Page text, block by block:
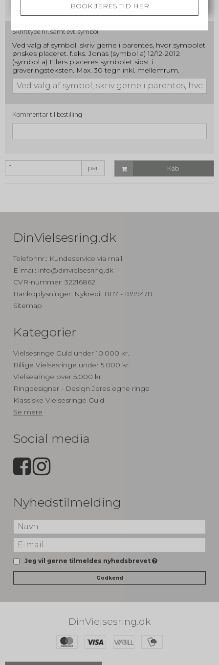
Skrifttype nr. samt evt. symbol
Ved valg af symbol, skriv gerne i parentes, hvor symbolet
ønskes placeret. f.eks. Jonas (symbol a) 12/12-2012
(symbol a) Ellers placeres symbolet sidst i
graveringsteksten. Max. 30 tegn inkl. mellemrum.
Kommentar til bestilling
par Køb
DinVielsesring.dk
Telefonnr.: Kundeservice via mail
E-mail: info@dinvielsesring.dk
CVR-nummer: 32216862
Bankoplysninger: Nykredit 8117 - 1899478
Sitemap
Kategorier
Vielsesringe Guld under 10.000 kr.
Billige Vielsesringe under 5.000 kr.
Vielsesringe over 5.000 kr.
Ringdesigner - Design Jeres egne ringe
Klassiske Vielsesringe Guld
Se mere
Social media
Nyhedstilmelding
Jeg vil gerne tilmeldes nyhedsbrevet
Godkend
DinVielsesring.dk
BOOK JERES TID HER